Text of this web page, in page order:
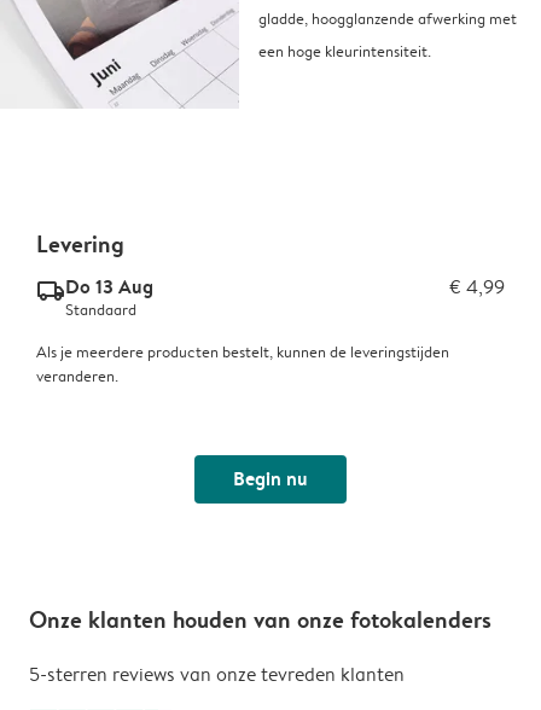
gladde, hoogglanzende afwerking met
een hoge kleurintensiteit.
Levering
delivery_standard_v2Do 13 Aug € 4,99
Standaard
Als je meerdere producten bestelt, kunnen de leveringstijden
veranderen.
Begin nu
Onze klanten houden van onze fotokalenders
5-sterren reviews van onze tevreden klanten